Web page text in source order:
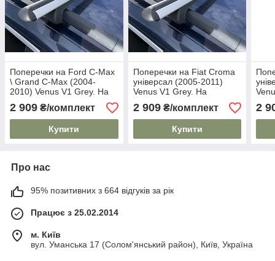
Поперечки на Ford C-Max
\ Grand C-Max (2004-
2010) Venus V1 Grey. На
стандартні рейлінги. Без
замка. Сірі
2 909 ₴/комплект
Купити
Поперечки на Fiat Croma
універсал (2005-2011)
Venus V1 Grey. На
стандартні рейлінги. Без
замка. Сірі
2 909₴/комплект
Купити
2
Про нас
95% позитивних з 664 відгуків за рік
Працює з 25.02.2014
м. Київ
вул. Уманська 17 (Солом'янський район), Київ, Україна